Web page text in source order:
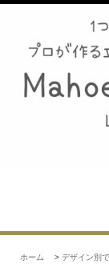
ホーム > デザイン別